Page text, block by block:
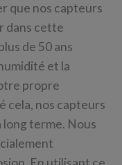
que nos capteurs
dans cette
de 50 ans
et la
propre
cela, nos capteurs
long terme. Nous